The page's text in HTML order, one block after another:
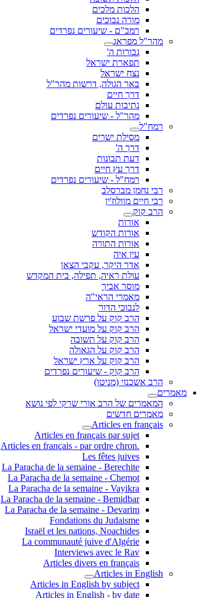
הלכות מלכים
מורה נבוכים
רמב"ם - שיעורים נפרדים
מהר"ל מפראג
גבורות ה'
תפארת ישראל
נצח ישראל
באר הגולה, דרשות מהר"ל
דרך חיים
נתיבות עולם
מהר"ל - שיעורים נפרדים
רמח"ל
מסילת ישרים
דרך ה'
דעת תבונות
דרך עץ חיים
רמח"ל - שיעורים נפרדים
רבי נחמן מברסלב
רבי חיים מוולוז'ין
הרב קוק
אורות
אורות הקודש
אורות התורה
עין איה
אדר היקר, עקבי הצאן
עולת ראיה, תפילה, בית המקדש
מוסר אביך
מאמרי הראי"ה
לנבוכי הדור
הרב קוק על פרשת שבוע
הרב קוק על מועדי ישראל
הרב קוק על תשובה
הרב קוק על הגאולה
הרב קוק על ארץ ישראל
הרב קוק - שיעורים נפרדים
הרב אשכנזי (מניטו)
מאמרים
המאמרים של הרב אורי שרקי לפי נושא
מאמרים חדשים
Articles en français
Articles en français par sujet
.Articles en français - par ordre chron
Les fêtes juives
La Paracha de la semaine - Berechite
La Paracha de la semaine - Chemot
La Paracha de la semaine - Vayikra
La Paracha de la semaine - Bemidbar
La Paracha de la semaine - Devarim
Fondations du Judaisme
Israël et les nations, Noachides
La communauté juive d'Algérie
Interviews avec le Rav
Articles divers en français
Articles in English
Articles in English by subject
Articles in English - by date